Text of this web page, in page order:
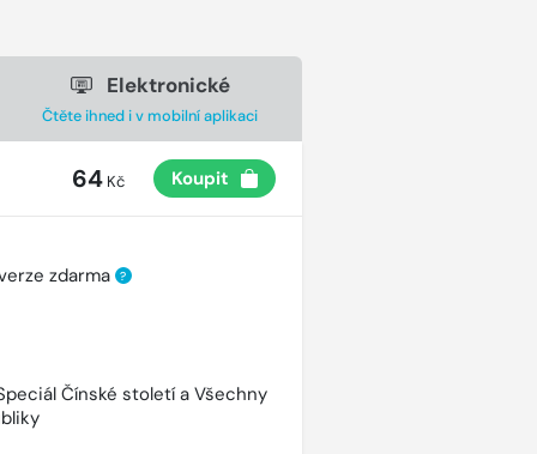
Elektronické
Čtěte ihned i v mobilní aplikaci
64Kč Koupit
zdarma ?
Čínské století a Všechny